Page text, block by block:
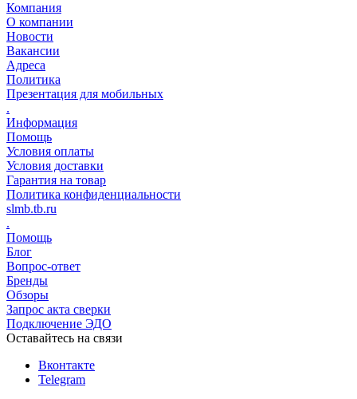
Компания
О компании
Новости
Вакансии
Адреса
Политика
Презентация для мобильных
.
Информация
Помощь
Условия оплаты
Условия доставки
Гарантия на товар
Политика конфиденциальности
slmb.tb.ru
.
Помощь
Блог
Вопрос-ответ
Бренды
Обзоры
Запрос акта сверки
Подключение ЭДО
Оставайтесь на связи
Вконтакте
Telegram